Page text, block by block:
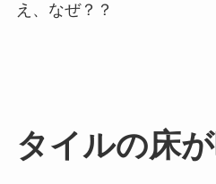
え、なぜ？？
タイルの床